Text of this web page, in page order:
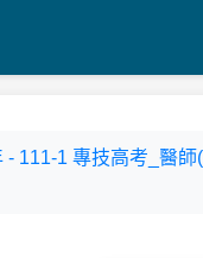
- 111-1 專技高考_醫